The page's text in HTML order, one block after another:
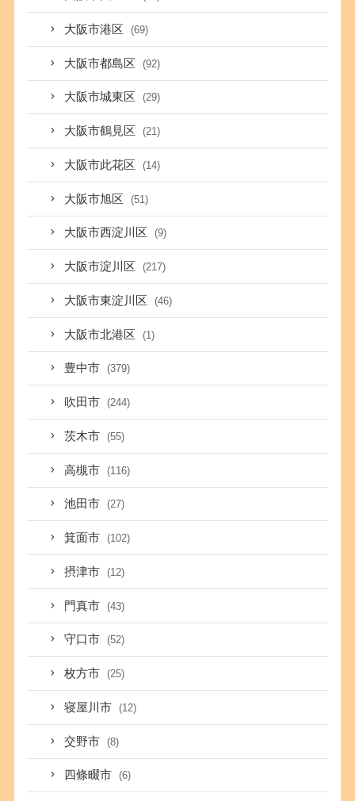
大阪市港区 (69)
大阪市都島区 (92)
大阪市城東区 (29)
大阪市鶴見区 (21)
大阪市此花区 (14)
大阪市旭区 (51)
大阪市西淀川区 (9)
大阪市淀川区 (217)
大阪市東淀川区 (46)
大阪市北港区 (1)
豊中市 (379)
吹田市 (244)
茨木市 (55)
高槻市 (116)
池田市 (27)
箕面市 (102)
摂津市 (12)
門真市 (43)
守口市 (52)
枚方市 (25)
寝屋川市 (12)
交野市 (8)
四條畷市 (6)